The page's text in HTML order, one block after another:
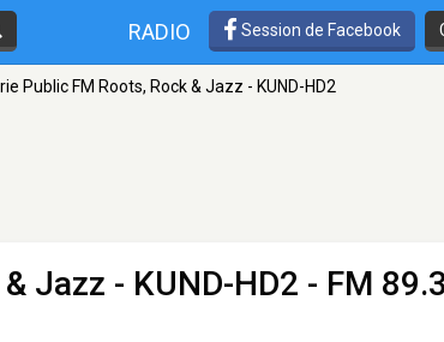
RADIO Session de Facebook
Public FM Roots, Rock & Jazz - KUND-HD2
Jazz - KUND-HD2 - FM 89.3